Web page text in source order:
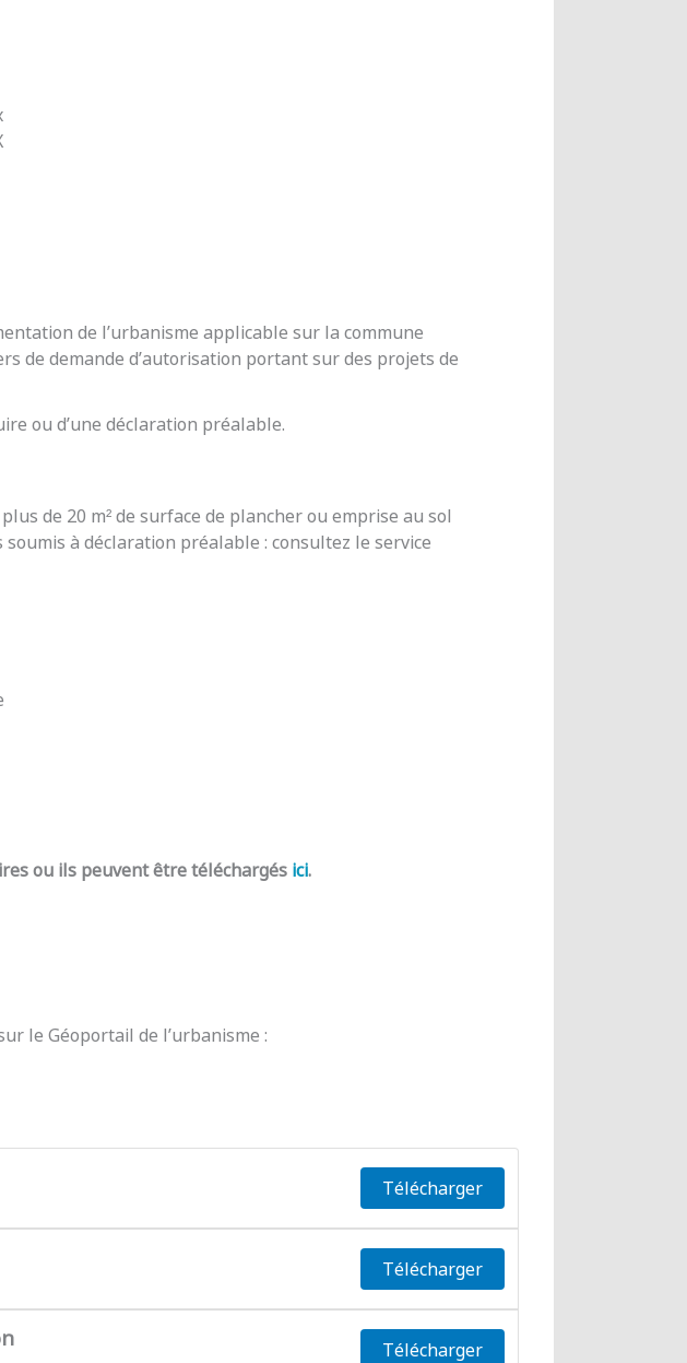
de l’urbanisme applicable sur la commune
de demande d’autorisation portant sur des projets de
ou d’une déclaration préalable.
de 20 m² de surface de plancher ou emprise au sol
à déclaration préalable : consultez le service
ou ils peuvent être téléchargés ici.
le Géoportail de l’urbanisme :
Télécharger
Télécharger
Télécharger